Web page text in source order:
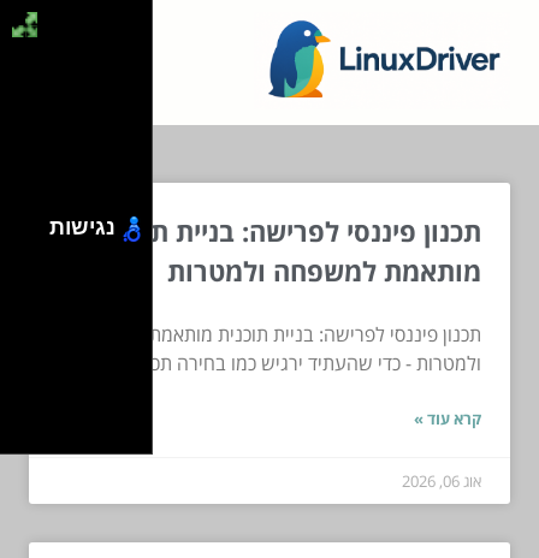
תכנון פיננסי לפרישה: בניית תוכנית
מותאמת למשפחה ולמטרות
תכנון פיננסי לפרישה: בניית תוכנית מותאמת למשפחה
ולמטרות - כדי שהעתיד ירגיש כמו בחירה תכנון פיננסי...
קרא עוד »
אוג 06, 2026
נגישות